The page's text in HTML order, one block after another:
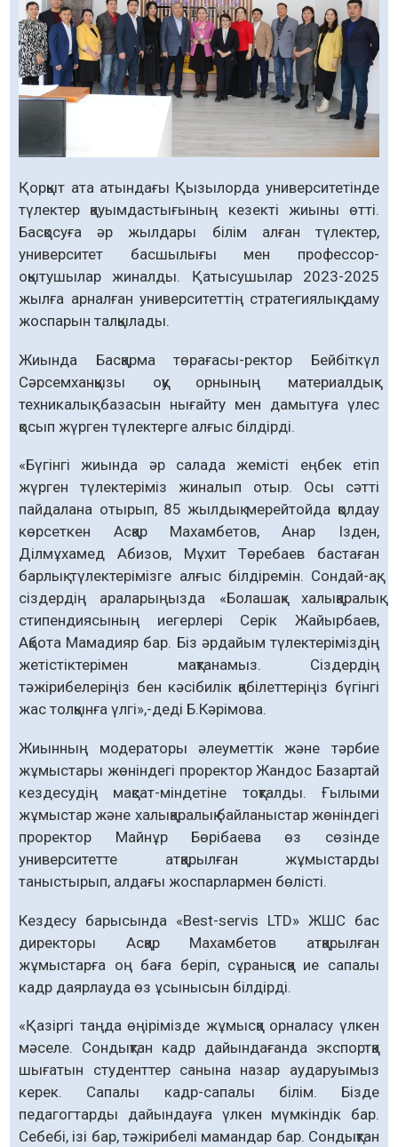
Қорқыт ата атындағы Қызылорда университетінде
түлектер қауымдастығының кезекті жиыны өтті.
Басқосуға әр жылдары білім алған түлектер,
университет басшылығы мен профессор-
оқытушылар жиналды. Қатысушылар 2023-2025
жылға арналған университеттің стратегиялық даму
жоспарын талқылады.
Жиында Басқарма төрағасы-ректор Бейбіткүл
Сәрсемханқызы оқу орнының материалдық-
техникалық базасын нығайту мен дамытуға үлес
қосып жүрген түлектерге алғыс білдірді.
«Бүгінгі жиында әр салада жемісті еңбек етіп
жүрген түлектеріміз жиналып отыр. Осы сәтті
пайдалана отырып, 85 жылдық мерейтойда қолдау
көрсеткен Асқар Махамбетов, Анар Ізден,
Ділмұхамед Абизов, Мұхит Төребаев бастаған
барлық түлектерімізге алғыс білдіремін. Сондай-ақ,
сіздердің араларыңызда «Болашақ» халықаралық
стипендиясының иегерлері Серік Жайырбаев,
Ақбота Мамадияр бар. Біз әрдайым түлектеріміздің
жетістіктерімен мақтанамыз. Сіздердің
тәжірибелеріңіз бен кәсібилік қабілеттеріңіз бүгінгі
жас толқынға үлгі»,-деді Б.Кәрімова.
Жиынның модераторы әлеуметтік және тәрбие
жұмыстары жөніндегі проректор Жандос Базартай
кездесудің мақсат-міндетіне тоқталды. Ғылыми
жұмыстар және халықаралық байланыстар жөніндегі
проректор Майнұр Бөрібаева өз сөзінде
университетте атқарылған жұмыстарды
таныстырып, алдағы жоспарлармен бөлісті.
Кездесу барысында «Best-servis LTD» ЖШС бас
директоры Асқар Махамбетов атқарылған
жұмыстарға оң баға беріп, сұранысқа ие сапалы
кадр даярлауда өз ұсынысын білдірді.
«Қазіргі таңда өңірімізде жұмысқа орналасу үлкен
мәселе. Сондықтан кадр дайындағанда экспортқа
шығатын студенттер санына назар аударуымыз
керек. Сапалы кадр-сапалы білім. Бізде
педагогтарды дайындауға үлкен мүмкіндік бар.
Себебі, ізі бар, тәжірибелі мамандар бар. Сондықтан